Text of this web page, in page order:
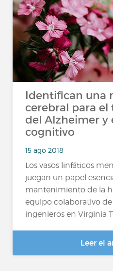
…
Identifican una
cerebral para
del Alzheimer y
cognitivo
15 ago 2018
Los vasos linfáticos
juegan un papel
mantenimiento de la
equipo colaborativo
ingenieros en Virginia
Leer el